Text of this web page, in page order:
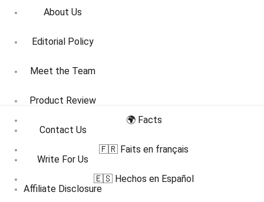
About Us
Editorial Policy
Meet the Team
Product Review
Contact Us
Write For Us
Affiliate Disclosure
🌍 Facts
🇫🇷 Faits en français
🇪🇸 Hechos en Español